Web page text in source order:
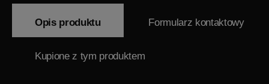
Opis produktu Formularz kontaktowy
Kupione z tym produktem